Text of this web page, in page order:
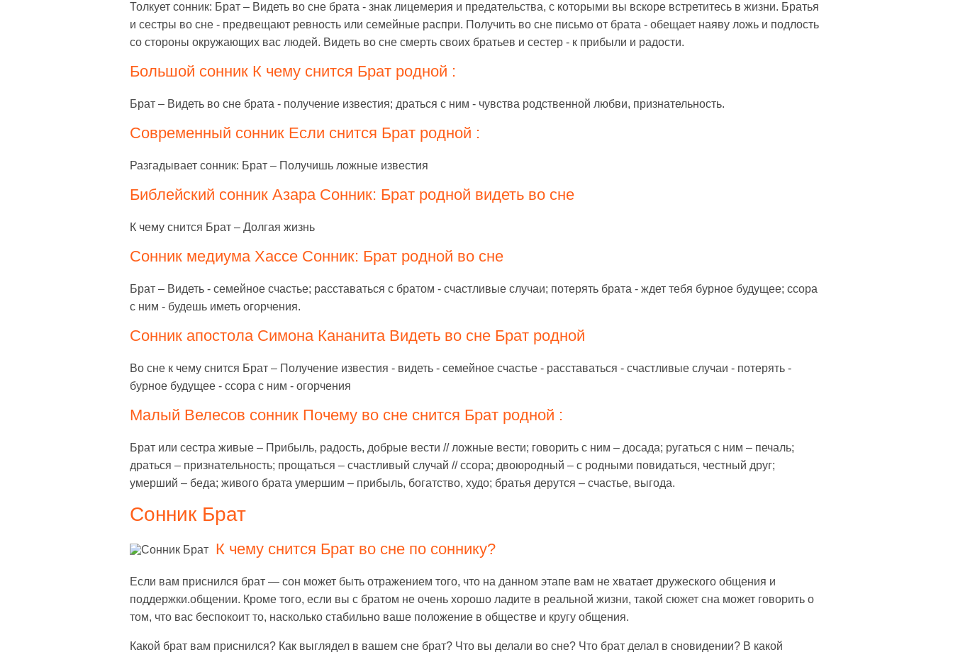
Толкует сонник: Брат – Видеть во сне брата - знак лицемерия и предательства, с которыми вы вскоре встретитесь в жизни. Братья
и сестры во сне - предвещают ревность или семейные распри. Получить во сне письмо от брата - обещает наяву ложь и подлость
со стороны окружающих вас людей. Видеть во сне смерть своих братьев и сестер - к прибыли и радости.
Большой сонник К чему снится Брат родной :
Брат – Видеть во сне брата - получение известия; драться с ним - чувства родственной любви, признательность.
Современный сонник Если снится Брат родной :
Разгадывает сонник: Брат – Получишь ложные известия
Библейский сонник Азара Сонник: Брат родной видеть во сне
К чему снится Брат – Долгая жизнь
Сонник медиума Хассе Сонник: Брат родной во сне
Брат – Видеть - семейное счастье; расставаться с братом - счастливые случаи; потерять брата - ждет тебя бурное будущее; ссора
с ним - будешь иметь огорчения.
Сонник апостола Симона Кананита Видеть во сне Брат родной
Во сне к чему снится Брат – Получение известия - видеть - семейное счастье - расставаться - счастливые случаи - потерять -
бурное будущее - ссора с ним - огорчения
Малый Велесов сонник Почему во сне снится Брат родной :
Брат или сестра живые – Прибыль, радость, добрые вести // ложные вести; говорить с ним – досада; ругаться с ним – печаль;
драться – признательность; прощаться – счастливый случай // ссора; двоюродный – с родными повидаться, честный друг;
умерший – беда; живого брата умершим – прибыль, богатство, худо; братья дерутся – счастье, выгода.
Сонник Брат
К чему снится Брат во сне по соннику?
Если вам приснился брат — сон может быть отражением того, что на данном этапе вам не хватает дружеского общения и
поддержки.общении. Кроме того, если вы с братом не очень хорошо ладите в реальной жизни, такой сюжет сна может говорить о
том, что вас беспокоит то, насколько стабильно ваше положение в обществе и кругу общения.
Какой брат вам приснился? Как выглядел в вашем сне брат? Что вы делали во сне? Что брат делал в сновидении? В какой